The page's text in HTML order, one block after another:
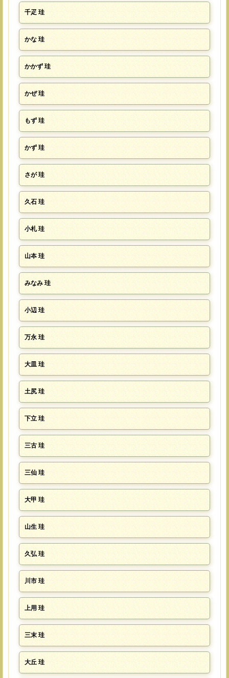
千疋 珪
かな 珪
かかず 珪
かぜ 珪
もず 珪
かず 珪
さが 珪
久石 珪
小札 珪
山夲 珪
みなみ 珪
小辺 珪
万永 珪
大皿 珪
土尻 珪
下立 珪
三古 珪
三仙 珪
大甲 珪
山生 珪
久弘 珪
川市 珪
上用 珪
三末 珪
大丘 珪